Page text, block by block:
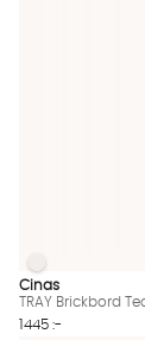
TRAY
TRAY Brickbord Teak
Cinas
TRAY Brickbord
1445 :-